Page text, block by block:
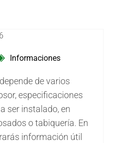
Informaciones
depende de varios
especificaciones
ser instalado, en
o tabiquería. En
información útil